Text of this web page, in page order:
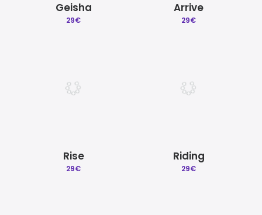
Geisha
29€
Arrive
29€
Rise
29€
Riding
29€